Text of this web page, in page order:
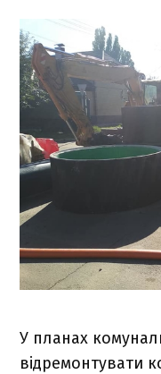
У планах
відремонтувати